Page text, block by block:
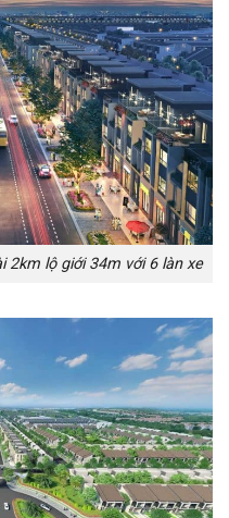
2km lộ giới 34m với 6 làn xe